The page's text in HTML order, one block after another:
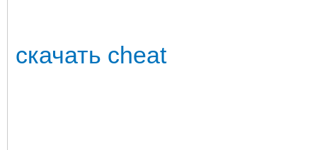
скачать cheat